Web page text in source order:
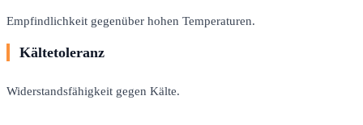
Empfindlichkeit gegenüber hohen Temperaturen.
Kältetoleranz
Widerstandsfähigkeit gegen Kälte.